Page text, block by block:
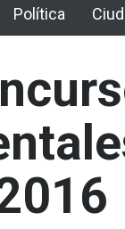
Política